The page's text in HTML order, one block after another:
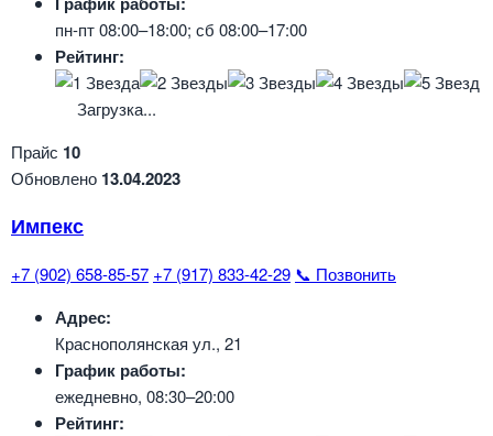
пн-пт 08:00–18:00; сб 08:00–17:00
Рейтинг:
Загрузка...
Прайс 10
Обновлено 13.04.2023
Импекс
+7 (902) 658-85-57 +7 (917) 833-42-29 📞 Позвонить
Адрес:
Краснополянская ул., 21
График работы:
ежедневно, 08:30–20:00
Рейтинг: